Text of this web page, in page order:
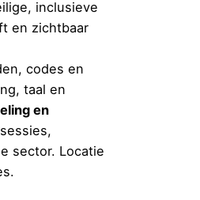
inclusieve
en zichtbaar
codes en
taal en
en
sector. Locatie